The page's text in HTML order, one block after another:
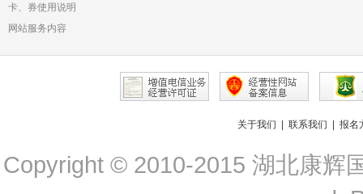
卡、券使用说明
网站服务内容
关于我们 | 联系我们 | 报名
Copyright © 2010-2015 湖北康辉